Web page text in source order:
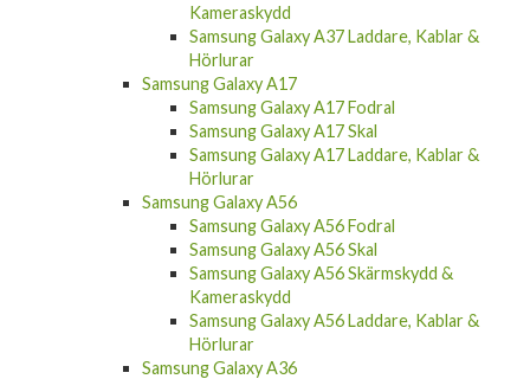
Kameraskydd
Samsung Galaxy A37 Laddare, Kablar &
Hörlurar
Samsung Galaxy A17
Samsung Galaxy A17 Fodral
Samsung Galaxy A17 Skal
Samsung Galaxy A17 Laddare, Kablar &
Hörlurar
Samsung Galaxy A56
Samsung Galaxy A56 Fodral
Samsung Galaxy A56 Skal
Samsung Galaxy A56 Skärmskydd &
Kameraskydd
Samsung Galaxy A56 Laddare, Kablar &
Hörlurar
Samsung Galaxy A36